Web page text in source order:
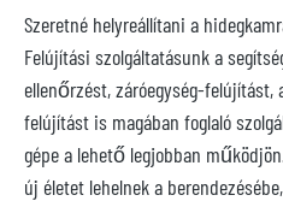
Szeretné helyreállítani a
Felújítási szolgáltatásunk a
ellenőrzést, záróegység-
felújítást is magában foglaló
gépe a lehető legjobban
új életet lehelnek a